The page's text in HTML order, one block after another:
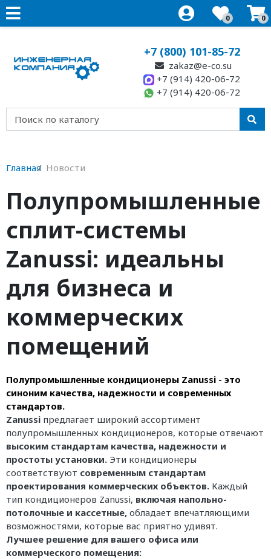
0 0
+7 (800) 101-85-72
zakaz@e-co.su
+7 (914) 420-06-72
+7 (914) 420-06-72
Главная Новости
Полупромышленные
сплит-системы
Zanussi: идеальны
для бизнеса и
коммерческих
помещений
Полупромышленные кондиционеры Zanussi - это
синоним качества, надежности и современных
стандартов.
Zanussi предлагает широкий ассортимент
полупромышленных кондиционеров, которые отвечают
высоким стандартам качества, надежности и
простоты установки. Эти кондиционеры
соответствуют современным стандартам
проектирования коммерческих объектов. Каждый
тип кондиционеров Zanussi, включая напольно-
потолочные и кассетные, обладает впечатляющими
возможностями, которые вас приятно удивят.
Лучшее решение для вашего офиса или
коммерческого помещения: